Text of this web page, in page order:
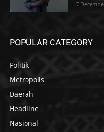
7
POPULAR CATEGORY
Politik
Metropolis
Daerah
Headline
Nasional